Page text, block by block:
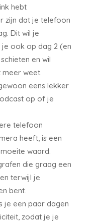
hebt
zijn dat je telefoon
Dit wil je
ook op dag 2 (en
en wil
meer weet.
eens lekker
op of je
telefoon
heeft, is een
waard.
die graag een
terwijl je
bent.
je een paar dagen
zodat je je